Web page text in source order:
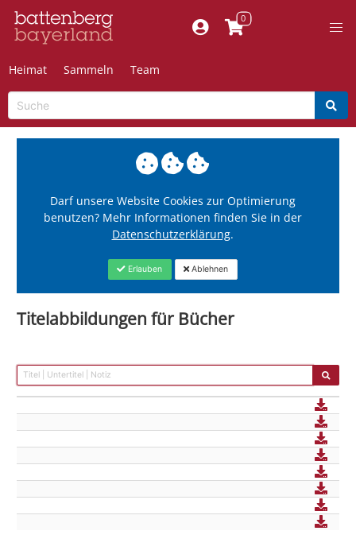
Heimat Sammeln Team
Darf unsere Website Cookies zur Optimierung
benutzen? Mehr Informationen finden Sie in der
Datenschutzerklärung.
Erlauben Ablehnen
Titelabbildungen für Bücher